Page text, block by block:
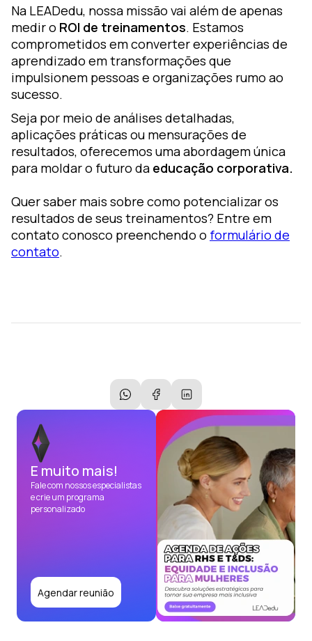
E muito mais!
Fale com nossos especialistas
e crie um programa
personalizado
Agendar reunião
Na LEADedu, nossa missão vai além de apenas
medir o ROI de treinamentos. Estamos
comprometidos em converter experiências de
aprendizado em transformações que
impulsionem pessoas e organizações rumo ao
sucesso.
Seja por meio de análises detalhadas,
aplicações práticas ou mensurações de
resultados, oferecemos uma abordagem única
para moldar o futuro da educação corporativa.
Quer saber mais sobre como potencializar os
resultados de seus treinamentos? Entre em
contato conosco preenchendo o formulário de
contato.